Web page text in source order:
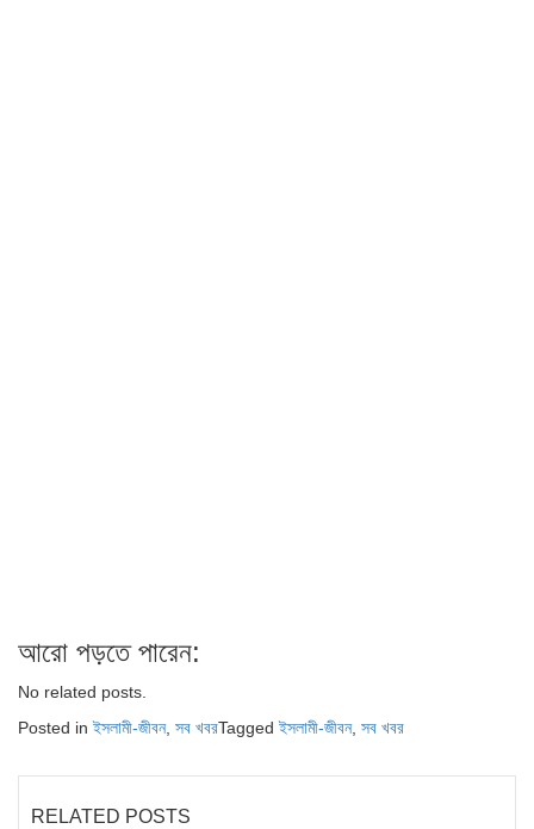
আরো পড়তে পারেন:
No related posts.
Posted inইসলামী-জীবন, সব খবরTaggedইসলামী-জীবন, সব খবর
RELATED POSTS